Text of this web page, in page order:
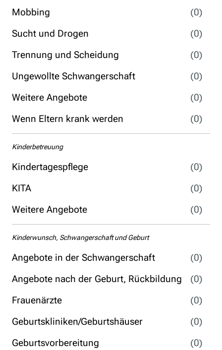
Mobbing
(0)
Sucht und Drogen
(0)
Trennung und Scheidung
(0)
Ungewollte Schwangerschaft
(0)
Weitere Angebote
(0)
Wenn Eltern krank werden
(0)
Kinderbetreuung
Kindertagespflege
(0)
KITA
(0)
Weitere Angebote
(0)
Kinderwunsch, Schwangerschaft und Geburt
Angebote in der Schwangerschaft
(0)
Angebote nach der Geburt, Rückbildung
(0)
Frauenärzte
(0)
Geburtskliniken/Geburtshäuser
(0)
Geburtsvorbereitung
(0)